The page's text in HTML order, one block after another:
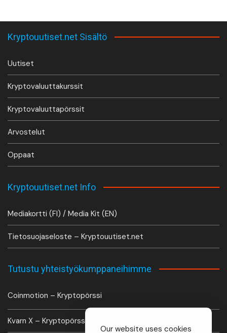
Kryptouutiset.net Sisältö
Uutiset
Kryptovaluuttakurssit
Kryptovaluuttapörssit
Arvostelut
Oppaat
Kryptouutiset.net Info
Mediakortti (FI) / Media Kit (EN)
Tietosuojaseloste – Kryptouutiset.net
Tutustu yhteistyökumppaneihimme
Coinmotion – Kryptopörssi
Kvarn X – Kryptopörssi
Our website uses cookies